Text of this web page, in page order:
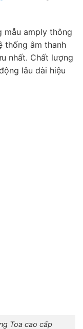
mẫu amply thông
thống âm thanh
nhất. Chất lượng
lâu dài hiệu
Toa cao cấp